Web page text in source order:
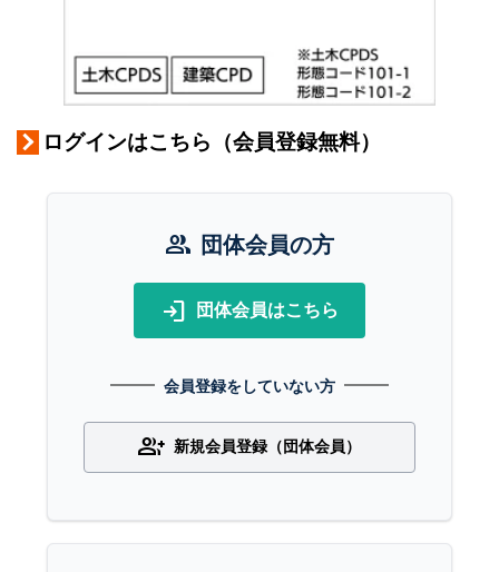
ログインはこちら（会員登録無料）
group 団体会員の方
login 団体会員はこちら
会員登録をしていない方
group_add 新規会員登録（団体会員）